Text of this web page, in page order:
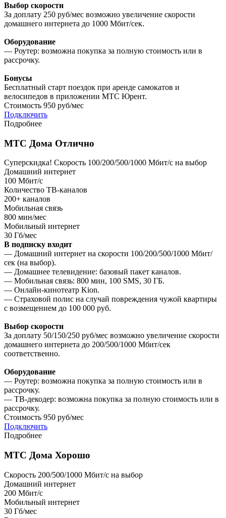
Выбор скорости
За доплату 250 руб/мес возможно увеличение скорости
домашнего интернета до 1000 Мбит/сек.
Оборудование
— Роутер: возможна покупка за полную стоимость или в
рассрочку.
Бонусы
Бесплатный старт поездок при аренде самокатов и
велосипедов в приложении МТС Юрент.
Стоимость 950 руб/мес
Подключить
Подробнее
МТС Дома Отлично
Суперскидка! Скорость 100/200/500/1000 Мбит/с на выбор
Домашний интернет
100 Мбит/с
Количество ТВ-каналов
200+ каналов
Мобильная связь
800 мин/мес
Мобильный интернет
30 Гб/мес
В подписку входит
— Домашний интернет на скорости 100/200/500/1000 Мбит/
сек (на выбор).
— Домашнее телевидение: базовый пакет каналов.
— Мобильная связь: 800 мин, 100 SMS, 30 ГБ.
— Онлайн-кинотеатр Kion.
— Страховой полис на случай повреждения чужой квартиры
с возмещением до 100 000 руб.
Выбор скорости
За доплату 50/150/250 руб/мес возможно увеличение скорости
домашнего интернета до 200/500/1000 Мбит/сек
соответственно.
Оборудование
— Роутер: возможна покупка за полную стоимость или в
рассрочку.
— ТВ-декодер: возможна покупка за полную стоимость или в
рассрочку.
Стоимость 950 руб/мес
Подключить
Подробнее
МТС Дома Хорошо
Скорость 200/500/1000 Мбит/с на выбор
Домашний интернет
200 Мбит/с
Мобильный интернет
30 Гб/мес